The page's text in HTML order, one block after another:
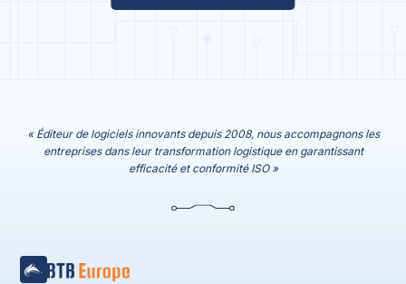
« Éditeur de logiciels innovants depuis 2008, nous accompagnons les
entreprises dans leur transformation logistique en garantissant
efficacité et conformité ISO »